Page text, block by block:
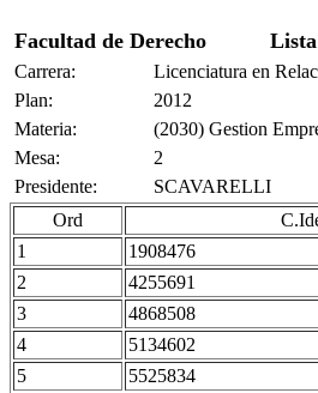
Facultad de Derecho
Carrera:
Licenciatura en
Plan:
2012
Materia:
(2030) Gestion
Mesa:
2
Presidente:
SCAVARELLI
Ord
1
1908476
2 4255691
3 4868508
4 5134602
5 5525834